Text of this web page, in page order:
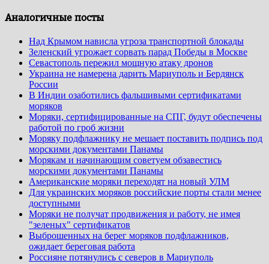
Аналогичные посты
Над Крымом нависла угроза транспортной блокады
Зеленский угрожает сорвать парад Победы в Москве
Севастополь пережил мощную атаку дронов
Украина не намерена дарить Мариуполь и Бердянск
России
В Индии озаботились фальшивыми сертификатами
моряков
Моряки, сертифицированные на СПГ, будут обеспечены
работой по гроб жизни
Моряку подфлажнику не мешает поставить подпись под
морскими документами Панамы
Морякам и начинающим советуем обзавестись
морскими документами Панамы
Американские моряки переходят на новый УЛМ
Для украинских моряков российские порты стали менее
доступными
Моряки не получат продвижения и работу, не имея
"зеленых" сертификатов
Выброшенных на берег моряков подфлажников,
ожидает береговая работа
Россияне потянулись с северов в Мариуполь